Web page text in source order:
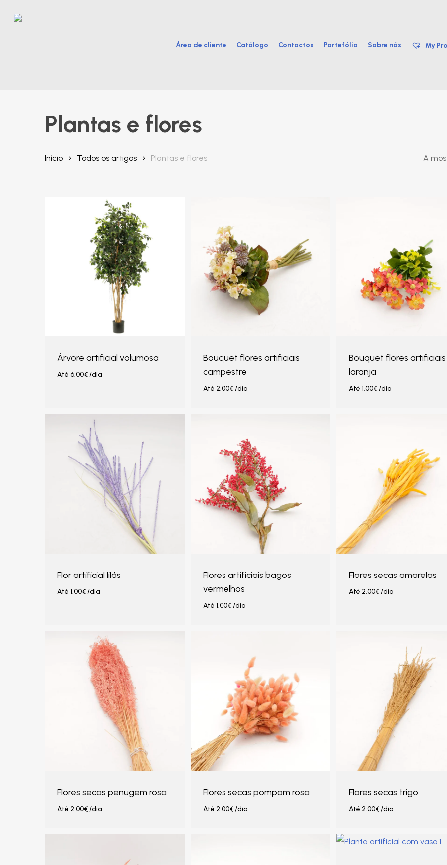
Área de cliente Catálogo Contactos Portefólio Sobre nós My
Plantas e flores
A
Início Todos os artigos Plantas e flores
Árvore artificial volumosa
Até 6.00€/dia
Bouquet flores artificiais
campestre
Até 2.00€/dia
Bouquet flores artificiais
laranja
Até 1.00€/dia
Flor artificial lilás
Até 1.00€/dia
Flores artificiais bagos
vermelhos
Até 1.00€/dia
Flores secas amarelas
Até 2.00€/dia
Flores secas penugem rosa
Até 2.00€/dia
Flores secas pompom rosa
Até 2.00€/dia
Flores secas trigo
Até 2.00€/dia